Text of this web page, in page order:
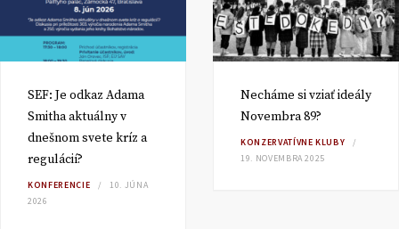
SEF: Je odkaz Adama
Smitha aktuálny v
dnešnom svete kríz a
regulácií?
KONFERENCIE
10. JÚNA
2026
Necháme si vziať ideály
Novembra 89?
KONZERVATÍVNE KLUBY
19. NOVEMBRA 2025